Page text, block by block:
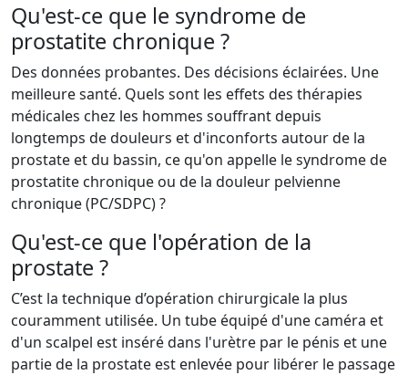
Qu'est-ce que le syndrome de
prostatite chronique ?
Des données probantes. Des décisions éclairées. Une
meilleure santé. Quels sont les effets des thérapies
médicales chez les hommes souffrant depuis
longtemps de douleurs et d'inconforts autour de la
prostate et du bassin, ce qu'on appelle le syndrome de
prostatite chronique ou de la douleur pelvienne
chronique (PC/SDPC) ?
Qu'est-ce que l'opération de la
prostate ?
C’est la technique d’opération chirurgicale la plus
couramment utilisée. Un tube équipé d'une caméra et
d'un scalpel est inséré dans l'urètre par le pénis et une
partie de la prostate est enlevée pour libérer le passage